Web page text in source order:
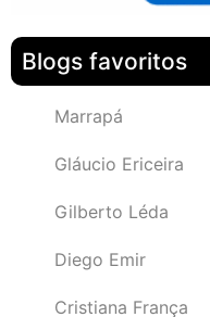
Blogs favoritos
Marrapá
Gláucio Ericeira
Gilberto Léda
Diego Emir
Cristiana França